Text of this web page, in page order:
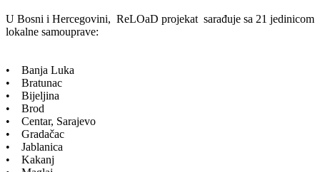
U Bosni i Hercegovini, ReLOaD projekat sarađuje sa 21 jedinicom
lokalne samouprave:
• Banja Luka
• Bratunac
• Bijeljina
• Brod
• Centar, Sarajevo
• Gradačac
• Jablanica
• Kakanj